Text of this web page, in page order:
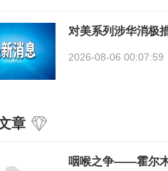
对美系列涉华消极
2026-08-06 00:07:59
章
咽喉之争——霍尔